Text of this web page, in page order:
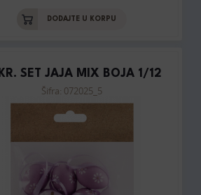
DODAJTE U KORPU
SET JAJA MIX BOJA 1/12
Šifra: 072025_5